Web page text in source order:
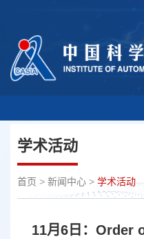
学术活动
首页 > 新闻中心 > 学术活动
11月6日：Order